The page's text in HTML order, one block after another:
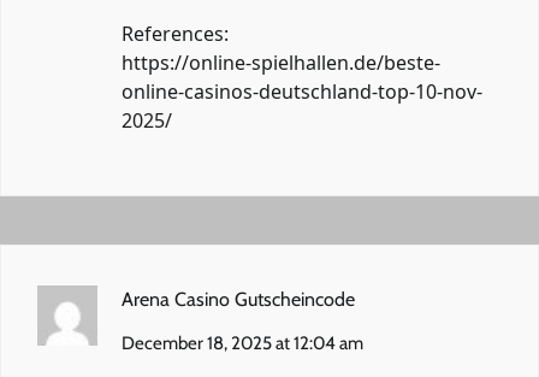
References:
https://online-spielhallen.de/beste-
online-casinos-deutschland-top-10-nov-
2025/
Arena Casino Gutscheincode
December 18, 2025 at 12:04 am